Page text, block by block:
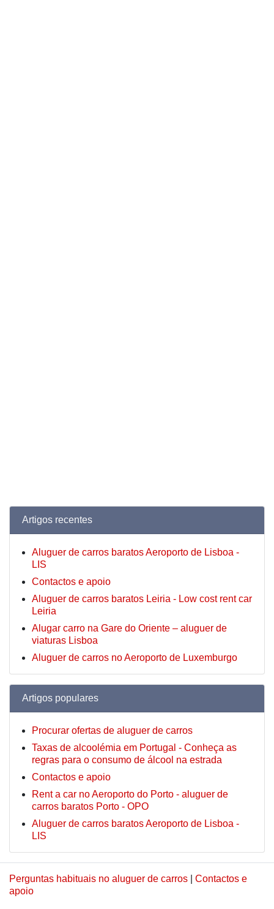
Artigos recentes
Aluguer de carros baratos Aeroporto de Lisboa -
LIS
Contactos e apoio
Aluguer de carros baratos Leiria - Low cost rent car
Leiria
Alugar carro na Gare do Oriente – aluguer de
viaturas Lisboa
Aluguer de carros no Aeroporto de Luxemburgo
Artigos populares
Procurar ofertas de aluguer de carros
Taxas de alcoolémia em Portugal - Conheça as
regras para o consumo de álcool na estrada
Contactos e apoio
Rent a car no Aeroporto do Porto - aluguer de
carros baratos Porto - OPO
Aluguer de carros baratos Aeroporto de Lisboa -
LIS
Perguntas habituais no aluguer de carros
Contactos e
apoio